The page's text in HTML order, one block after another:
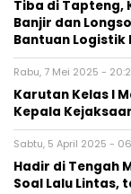
Tiba di Tapteng,
Banjir dan
Bantuan Logistik
Rabu, 7 Mei 2025 -
Karutan Kelas I
Kepala
Sabtu, 5 April 2025 -
Hadir di Tengah
Soal Lalu Lintas,